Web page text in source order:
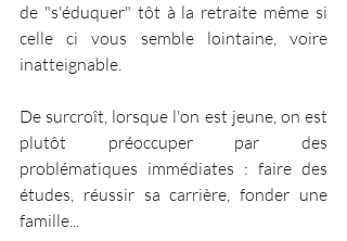
de "s'éduquer" tôt à la retraite même si
celle ci vous semble lointaine, voire
inatteignable.
De surcroît, lorsque l'on est jeune, on est
plutôt préoccuper par des
problématiques immédiates : faire des
études, réussir sa carrière, fonder une
famille...